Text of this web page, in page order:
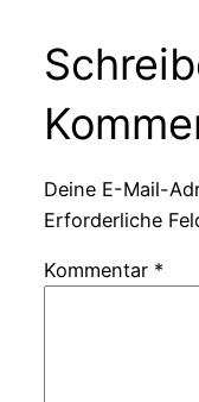
Deine E-Mail-
Erforderliche
Kommentar *